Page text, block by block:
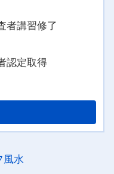
者講習修了
認定取得
風水